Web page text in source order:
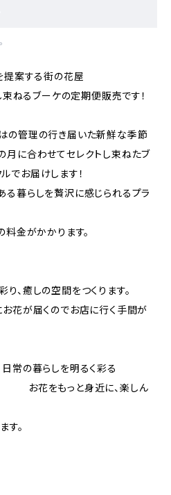
提案する街の花屋
ねるブーケの定期便販売です！
の管理の行き届いた新鮮な季節
月に合わせてセレクトし束ねたブ
でお届けします！
る暮らしを贅沢に感じられるプラ
金がかかります。
、癒しの空間をつくります。
お花が届くのでお店に行く手間が
常の暮らしを明るく彩る
近に、楽しん
す。